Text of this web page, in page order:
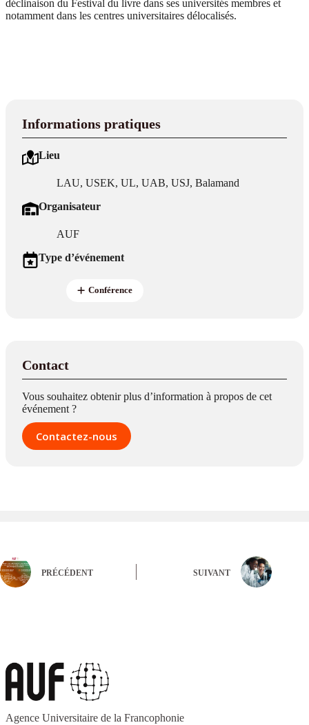
déclinaison du Festival du livre dans ses universités membres et
notamment dans les centres universitaires délocalisés.
Informations pratiques
Lieu
LAU, USEK, UL, UAB, USJ, Balamand
Organisateur
AUF
Type d’événement
Conférence
Contact
Vous souhaitez obtenir plus d’information à propos de cet
événement ?
Contactez-nous
PRÉCÉDENT SUIVANT
Agence Universitaire de la Francophonie